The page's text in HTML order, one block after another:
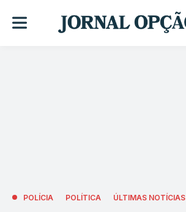
POLÍCIA POLÍTICA ÚLTIMAS NOTÍCIAS